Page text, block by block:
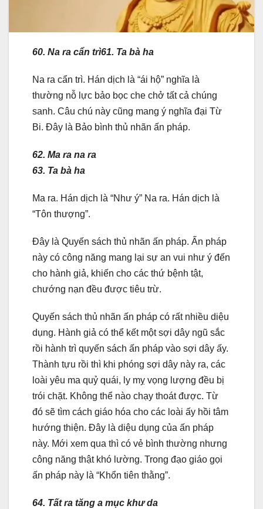
60. Na ra cẩn trì61. Ta bà ha
Na ra cẩn trì. Hán dịch là “ái hộ” nghĩa là
thường nỗ lực bảo bọc che chở tất cả chúng
sanh. Câu chú này cũng mang ý nghĩa đại Từ
Bi. Đây là Bảo bình thủ nhãn ấn pháp.
62. Ma ra na ra
63. Ta bà ha
Ma ra. Hán dịch là “Như ý” Na ra. Hán dịch là
“Tôn thượng”.
Đây là Quyến sách thủ nhãn ấn pháp. Ấn pháp
này có công năng mang lại sự an vui như ý đến
cho hành giả, khiến cho các thứ bệnh tật,
chướng nạn đều được tiêu trừ.
Quyến sách thủ nhãn ấn pháp có rất nhiều diệu
dụng. Hành giả có thể kết một sợi dây ngũ sắc
rồi hành trì quyến sách ấn pháp vào sợi dây ấy.
Thành tựu rồi thì khi phóng sợi dây này ra, các
loài yêu ma quỷ quái, ly mỵ vọng lượng đều bị
trói chặt. Không thể nào chạy thoát được. Từ
đó sẽ tìm cách giáo hóa cho các loài ấy hồi tâm
hướng thiện. Đây là diệu dụng của ấn pháp
này. Mới xem qua thì có vẻ bình thường nhưng
công năng thật khó lường. Trong đạo giáo gọi
ấn pháp này là “Khổn tiên thằng”.
64. Tất ra tăng a mục khư da